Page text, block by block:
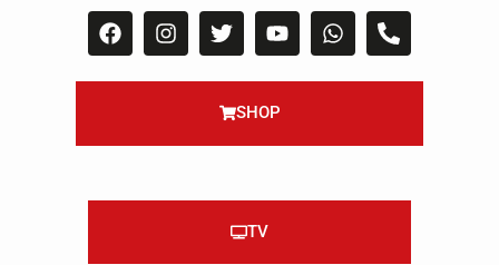
SHOP
TV